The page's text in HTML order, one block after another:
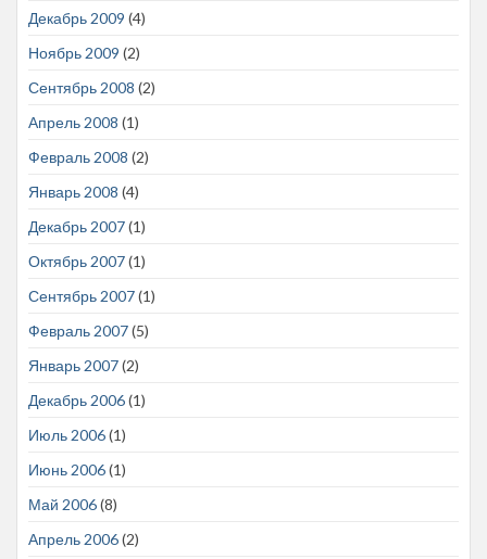
Декабрь 2009 (4)
Ноябрь 2009 (2)
Сентябрь 2008 (2)
Апрель 2008 (1)
Февраль 2008 (2)
Январь 2008 (4)
Декабрь 2007(1)
Октябрь 2007(1)
Сентябрь 2007(1)
Февраль 2007(5)
Январь 2007(2)
Декабрь 2006(1)
Июль 2006(1)
Июнь 2006(1)
Май 2006(8)
Апрель 2006(2)